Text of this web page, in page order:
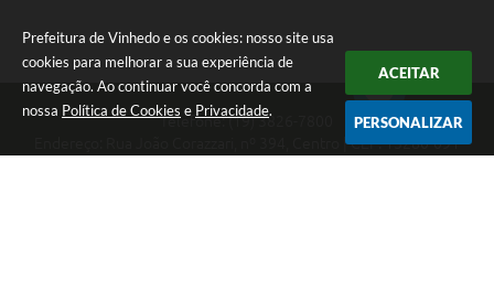
Prefeitura de Vinhedo e os cookies: nosso site usa
cookies para melhorar a sua experiência de
navegação. Ao continuar você concorda com a
nossa Política de Cookies e Privacidade.
ACEITAR
PERSONALIZAR
Telefone: (19) 3826-7800
Endereço: Rua João Corazzari, nº 394, Centro | CEP: 13280-091